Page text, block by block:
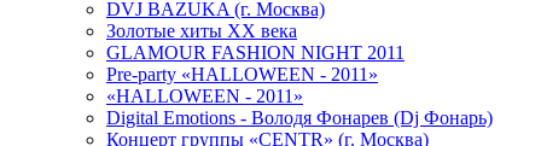
DVJ BAZUKA (г. Москва)
Золотые хиты XX века
GLAMOUR FASHION NIGHT 2011
Pre-party «HALLOWEEN - 2011»
«HALLOWEEN - 2011»
Digital Emotions - Володя Фонарев (Dj Фонарь)
Концерт группы «CENTR» (г. Москва)